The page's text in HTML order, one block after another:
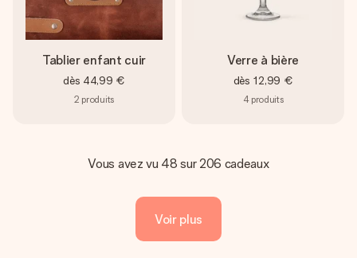
Tablier enfant cuir
dès 44,99 €
2 produits
Verre à bière
dès 12,99 €
4 produits
Vous avez vu 48 sur 206 cadeaux
Voir plus